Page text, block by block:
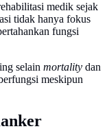
medik sejak
tidak hanya fokus
fungsi
selain mortality dan
meskipun